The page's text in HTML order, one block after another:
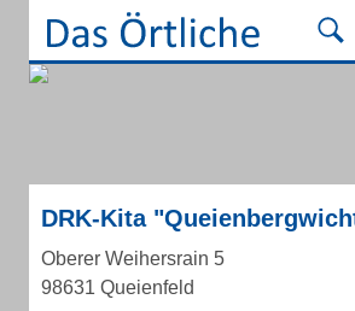
DRK-Kita
Oberer Weihersrain 5
98631 Queienfeld